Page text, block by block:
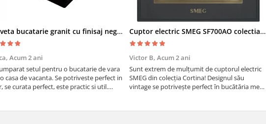
Chiuveta bucatarie granit cu finisaj negru perlat/cupru Steingran Art Copper cu dozator si baterie Quadron
Acum 2 ani
setul pentru o bucatarie de vara
casa de vacanta. Se potriveste perfect in
se curata perfect, este practic si util.
Cuptor electric SMEG SF700AO colectia Cortina
Victor B, Acum 2 ani
Sunt extrem de mulțumit de cuptorul electric
SMEG din colecția Cortina! Designul său
vintage se potrivește perfect în bucătăria mea,